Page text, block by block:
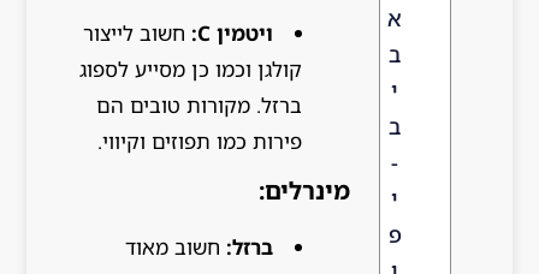
א
ב
י
ב
-
י
פ
ויטמין C:
חשוב לייצור
קולגן וכמו כן מסייע לספוג
ברזל. מקורות טובים הם
פירות כמו תפוזים וקיווי.
מינרלים:
ברזל: חשוב מאוד